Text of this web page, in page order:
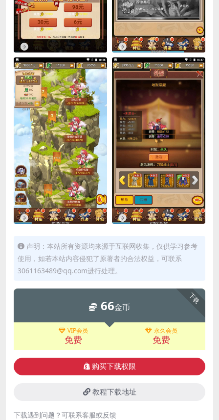
声明：本站所有资源均来源于互联网收集，仅供学习参考
使用，如若本站内容侵犯了原著者的合法权益，可联系
3061163489@qq.com进行处理。
下载
66金币
VIP会员
免费
永久会员
免费
购买下载权限
教程下载地址
下载遇到问题？可联系客服或反馈